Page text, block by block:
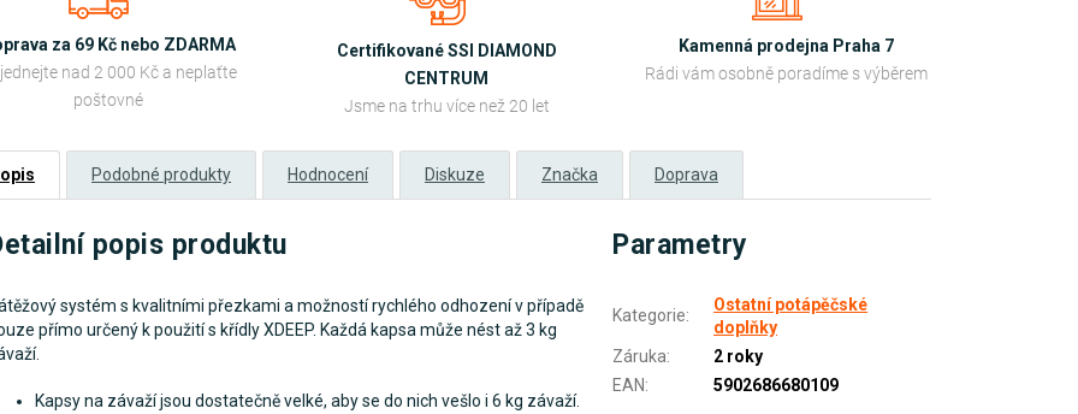
za 69 Kč nebo ZDARMA
nad 2 000 Kč a neplaťte
poštovné
Certifikované SSI DIAMOND
CENTRUM
Jsme na trhu více než 20 let
Kamenná prodejna Praha 7
Rádi vám osobně poradíme s výběrem
Podobné produkty Hodnocení Diskuze Značka Doprava
popis produktu
systém s kvalitními přezkami a možností rychlého odhození v případě
přímo určený k použití s křídly XDEEP. Každá kapsa může nést až 3 kg
Kapsy na závaží jsou dostatečně velké, aby se do nich vešlo i 6 kg závaží.
Parametry
Kategorie:
Ostatní potápěčské
doplňky
Záruka:
2 roky
EAN: 5902686680109